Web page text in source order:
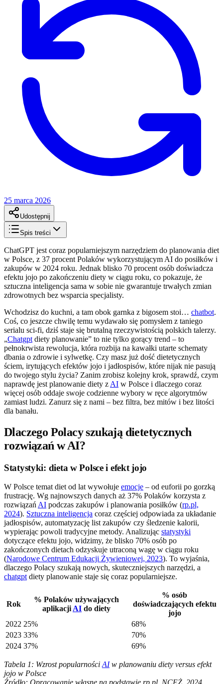
25 marca 2026
Udostępnij
Spis treści
ChatGPT jest coraz popularniejszym narzędziem do planowania diet
w Polsce, z 37 procent Polaków wykorzystującym AI do posiłków i
zakupów w 2024 roku. Jednak blisko 70 procent osób doświadcza
efektu jojo po zakończeniu diety w ciągu roku, co pokazuje, że
sztuczna inteligencja sama w sobie nie gwarantuje trwałych zmian
zdrowotnych bez wsparcia specjalisty.
Wchodzisz do kuchni, a tam obok garnka z bigosem stoi… chatbot.
Coś, co jeszcze chwilę temu wydawało się pomysłem z taniego
serialu sci-fi, dziś staje się brutalną rzeczywistością polskich talerzy.
„Chatgpt diety planowanie” to nie tylko gorący trend – to
pełnokrwista rewolucja, która rozbija na kawałki utarte schematy
dbania o zdrowie i sylwetkę. Czy masz już dość dietetycznych
ściem, irytujących efektów jojo i jadłospisów, które nijak nie pasują
do twojego stylu życia? Zanim zrobisz kolejny krok, sprawdź, czym
naprawdę jest planowanie diety z AI w Polsce i dlaczego coraz
więcej osób oddaje swoje codzienne wybory w ręce algorytmów
zamiast ludzi. Zanurz się z nami – bez filtra, bez mitów i bez litości
dla banału.
Dlaczego Polacy szukają dietetycznych
rozwiązań w AI?
Statystyki: dieta w Polsce i efekt jojo
W Polsce temat diet od lat wywołuje emocje – od euforii po gorzką
frustrację. Wg najnowszych danych aż 37% Polaków korzysta z
rozwiązań AI podczas zakupów i planowania posiłków (rp.pl,
2024). Sztuczna inteligencja coraz częściej odpowiada za układanie
jadłospisów, automatyzację list zakupów czy śledzenie kalorii,
wypierając powoli tradycyjne metody. Analizując statystyki
dotyczące efektu jojo, widzimy, że blisko 70% osób po
zakończonych dietach odzyskuje utraconą wagę w ciągu roku
(Narodowe Centrum Edukacji Żywieniowej, 2023). To wyjaśnia,
dlaczego Polacy szukają nowych, skuteczniejszych narzędzi, a
chatgpt diety planowanie staje się coraz popularniejsze.
Rok
% Polaków używających
aplikacji AI do diety
% osób
doświadczających efektu
jojo
2022 25%
68%
2023 33%
70%
2024 37% 69%
Tabela 1: Wzrost popularności AIw planowaniu diety versus efekt
jojo w Polsce